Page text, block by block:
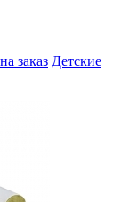
заказ Детские